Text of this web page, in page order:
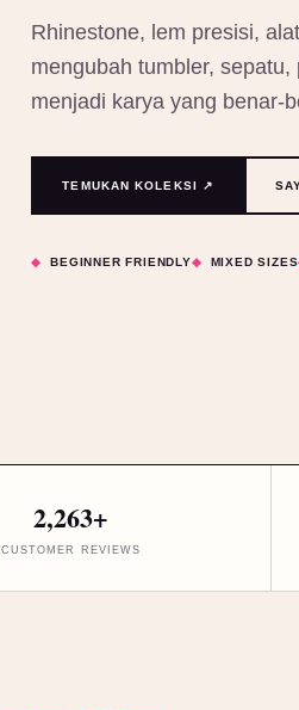
Rhinestone, lem presisi,
mengubah tumbler,
menjadi karya yang benar-
TEMUKAN KOLEKSI ↗
BEGINNER FRIENDLY MIXED SIZES
2,263+
CUSTOMER REVIEWS